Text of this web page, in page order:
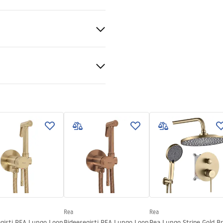
_5.pdf
Rea Rea